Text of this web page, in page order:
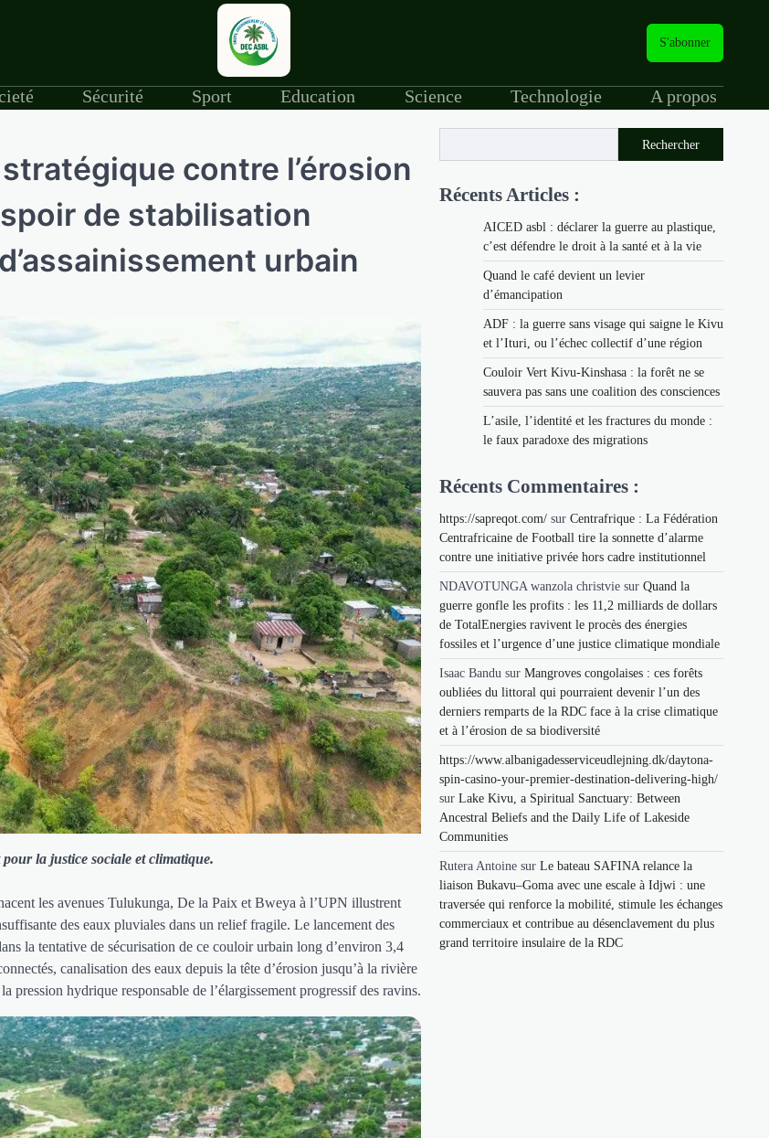
S'abonner
Sécurité Sport Education Science Technologie A propos
contre l’érosion
de stabilisation
urbain
la justice sociale et climatique.
les avenues Tulukunga, De la Paix et Bweya à l’UPN illustrent
des eaux pluviales dans un relief fragile. Le lancement des
la tentative de sécurisation de ce couloir urbain long d’environ 3,4
canalisation des eaux depuis la tête d’érosion jusqu’à la rivière
hydrique responsable de l’élargissement progressif des ravins.
Rechercher
Récents Articles :
AICED asbl : déclarer la guerre au plastique,
c’est défendre le droit à la santé et à la vie
Quand le café devient un levier
d’émancipation
ADF : la guerre sans visage qui saigne le Kivu
et l’Ituri, ou l’échec collectif d’une région
Couloir Vert Kivu-Kinshasa : la forêt ne se
sauvera pas sans une coalition des consciences
L’asile, l’identité et les fractures du monde :
le faux paradoxe des migrations
Récents Commentaires :
https://sapreqot.com/ sur Centrafrique : La Fédération
Centrafricaine de Football tire la sonnette d’alarme
contre une initiative privée hors cadre institutionnel
NDAVOTUNGA wanzola christvie sur Quand la
guerre gonfle les profits : les 11,2 milliards de dollars
de TotalEnergies ravivent le procès des énergies
fossiles et l’urgence d’une justice climatique mondiale
Isaac Bandu sur Mangroves congolaises : ces forêts
oubliées du littoral qui pourraient devenir l’un des
derniers remparts de la RDC face à la crise climatique
et à l’érosion de sa biodiversité
https://www.albanigadesserviceudlejning.dk/daytona-
spin-casino-your-premier-destination-delivering-high/
sur Lake Kivu, a Spiritual Sanctuary: Between
Ancestral Beliefs and the Daily Life of Lakeside
Communities
Rutera Antoine sur Le bateau SAFINA relance la
liaison Bukavu–Goma avec une escale à Idjwi : une
traversée qui renforce la mobilité, stimule les échanges
commerciaux et contribue au désenclavement du plus
grand territoire insulaire de la RDC